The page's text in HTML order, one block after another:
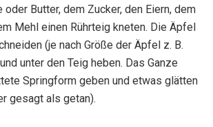
oder Butter, dem Zucker, den Eiern, dem
Mehl einen Rührteig kneten. Die Äpfel
(je nach Größe der Äpfel z. B.
unter den Teig heben. Das Ganze
Springform geben und etwas glätten
gesagt als getan).